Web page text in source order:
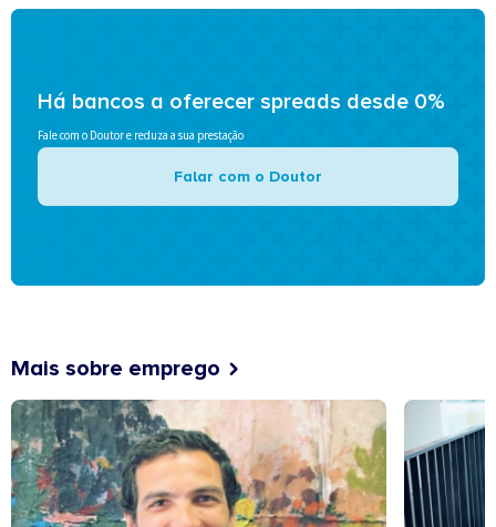
Há bancos a oferecer spreads desde 0%
Fale com o Doutor e reduza a sua prestação
Falar com o Doutor
Mais sobre emprego